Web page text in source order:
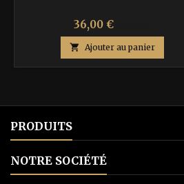
Prix
36,00 €
base
 Ajouter au panier
PRODUITS
NOTRE SOCIÉTÉ